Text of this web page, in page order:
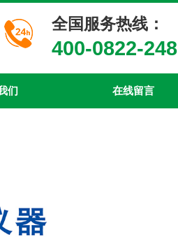
​​​​全国服务热线：
400-0822-248
们 在线留言